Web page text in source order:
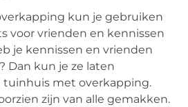
kun je gebruiken
voor vrienden en kennissen
je kennissen en vrienden
Dan kun je ze laten
met overkapping.
zijn van alle gemakken.